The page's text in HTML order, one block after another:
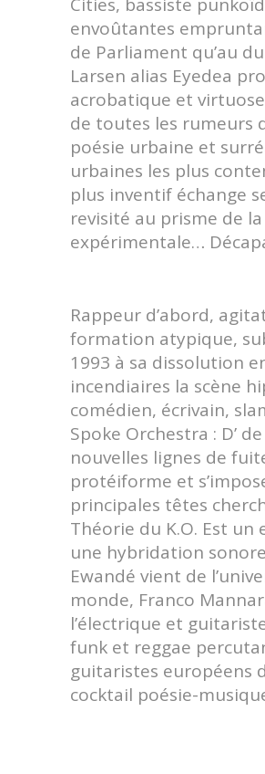
Cities, bassiste
envoûtantes
de Parliament qu’au
Larsen alias Eyedea
acrobatique et
de toutes les rumeurs
poésie urbaine et
urbaines les plus
plus inventif échange
revisité au prisme de
expérimentale…
Rappeur d’abord,
formation atypique,
1993 à sa dissolution
incendiaires la scène
comédien, écrivain,
Spoke Orchestra : D’
nouvelles lignes de
protéiforme et
principales têtes
Théorie du K.O. Est
une hybridation
Ewandé vient de
monde, Franco
l’électrique et
funk et reggae
guitaristes européens
cocktail poésie-